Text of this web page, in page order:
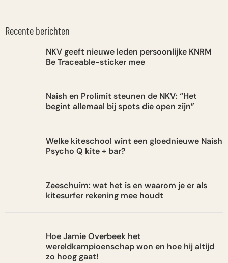
Recente berichten
NKV geeft nieuwe leden persoonlijke KNRM
Be Traceable-sticker mee
Naish en Prolimit steunen de NKV: “Het
begint allemaal bij spots die open zijn”
Welke kiteschool wint een gloednieuwe Naish
Psycho Q kite + bar?
Zeeschuim: wat het is en waarom je er als
kitesurfer rekening mee houdt
Hoe Jamie Overbeek het
wereldkampioenschap won en hoe hij altijd
zo hoog gaat!